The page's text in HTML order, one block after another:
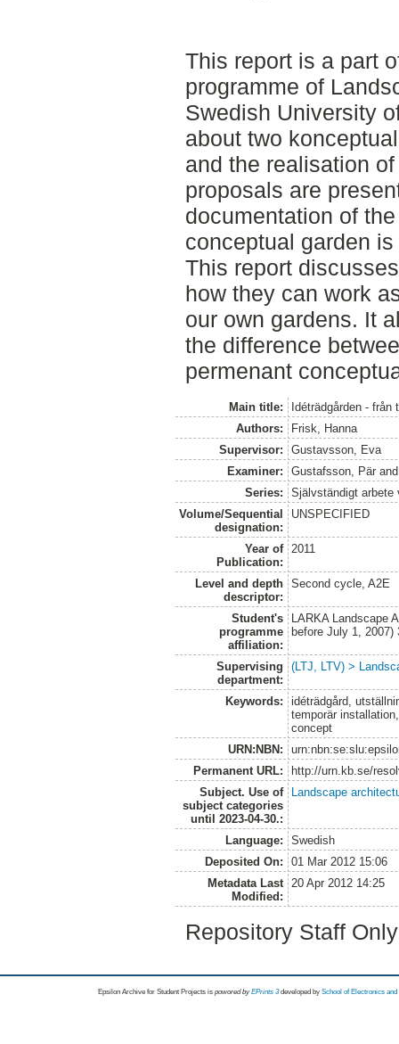
This report is a part
programme of
Swedish University
about two
and the realisation
proposals are
documentation of
conceptual garden
This report
how they can work
our own gardens. It
the difference
permenant
Main title:
Idéträdgården - från
Authors:
Frisk, Hanna
Supervisor:
Gustavsson, Eva
Examiner:
Gustafsson, Pär
Series:
Självständigt arbete
Volume/Sequential
designation:
UNSPECIFIED
Year of
Publication:
2011
Level and depth
descriptor:
Second cycle, A2E
Student's
programme
affiliation:
LARKA Landscape
before July 1, 2007)
Supervising
department:
(LTJ, LTV) >
Keywords:
idéträdgård,
temporär
concept
URN:NBN:
Permanent URL:
http://urn.kb.se/
Subject. Use of
subject categories
until 2023-04-30.:
Landscape
Language:
Swedish
Deposited On:
01 Mar 2012 15:06
Metadata Last
Modified:
20 Apr 2012 14:25
Repository Staff
Epsilon Archive for Student Projects is powored byEPrints 3 developed by School of Electronics